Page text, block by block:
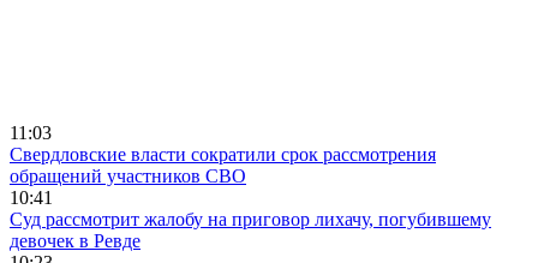
11:03
Свердловские власти сократили срок рассмотрения
обращений участников СВО
10:41
Суд рассмотрит жалобу на приговор лихачу, погубившему
девочек в Ревде